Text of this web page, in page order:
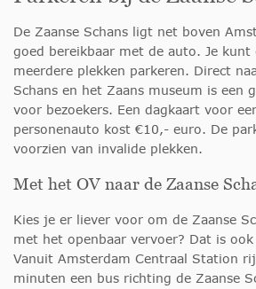
De Zaanse Schans ligt net boven
goed bereikbaar met de auto. Je kunt
meerdere plekken parkeren. Direct
Schans en het Zaans museum is een
voor bezoekers. Een dagkaart voor
personenauto kost €10,- euro. De
voorzien van invalide plekken.
Met het OV naar de Zaanse
Kies je er liever voor om de Zaanse
met het openbaar vervoer? Dat is
Vanuit Amsterdam Centraal Station
minuten een bus richting de Zaanse